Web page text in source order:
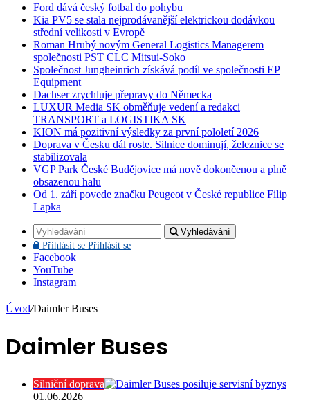
Ford dává český fotbal do pohybu
Kia PV5 se stala nejprodávanější elektrickou dodávkou
střední velikosti v Evropě
Roman Hrubý novým General Logistics Managerem
společnosti PST CLC Mitsui-Soko
Společnost Jungheinrich získává podíl ve společnosti EP
Equipment
Dachser zrychluje přepravy do Německa
LUXUR Media SK obměňuje vedení a redakci
TRANSPORT a LOGISTIKA SK
KION má pozitivní výsledky za první pololetí 2026
Doprava v Česku dál roste. Silnice dominují, železnice se
stabilizovala
VGP Park České Budějovice má nově dokončenou a plně
obsazenou halu
Od 1. září povede značku Peugeot v České republice Filip
Lapka
Vyhledávání
Přihlásit se Přihlásit se
Facebook
YouTube
Instagram
Úvod/Daimler Buses
Daimler Buses
Silniční doprava
01.06.2026